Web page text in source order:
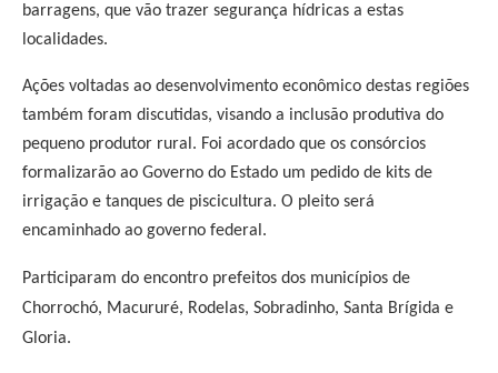
barragens, que vão trazer segurança hídricas a estas
localidades.
Ações voltadas ao desenvolvimento econômico destas regiões
também foram discutidas, visando a inclusão produtiva do
pequeno produtor rural. Foi acordado que os consórcios
formalizarão ao Governo do Estado um pedido de kits de
irrigação e tanques de piscicultura. O pleito será
encaminhado ao governo federal.
Participaram do encontro prefeitos dos municípios de
Chorrochó, Macururé, Rodelas, Sobradinho, Santa Brígida e
Gloria.